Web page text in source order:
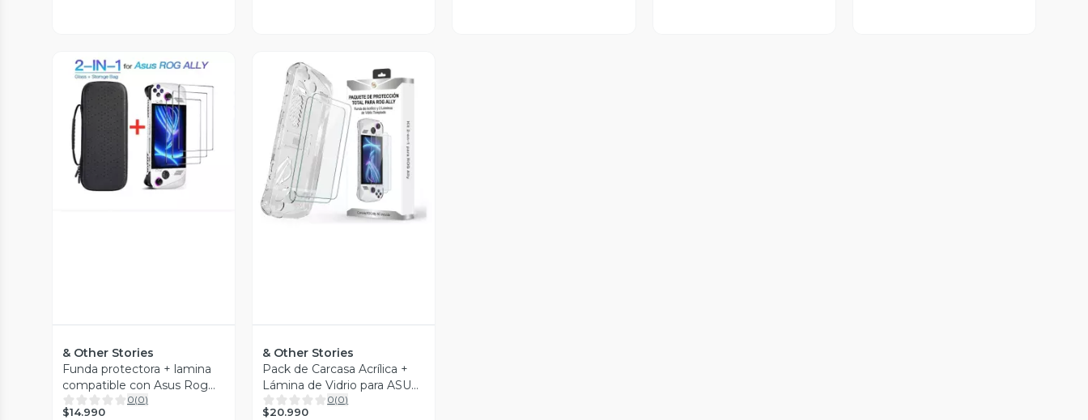
Vista Previa
& Other Stories
Funda protectora + lamina
compatible con Asus Rog
Ally
0(0)
$14.990
Vista Previa
& Other Stories
Pack de Carcasa Acrílica +
Lámina de Vidrio para ASUS
ROG Ally
0(0)
$20.990